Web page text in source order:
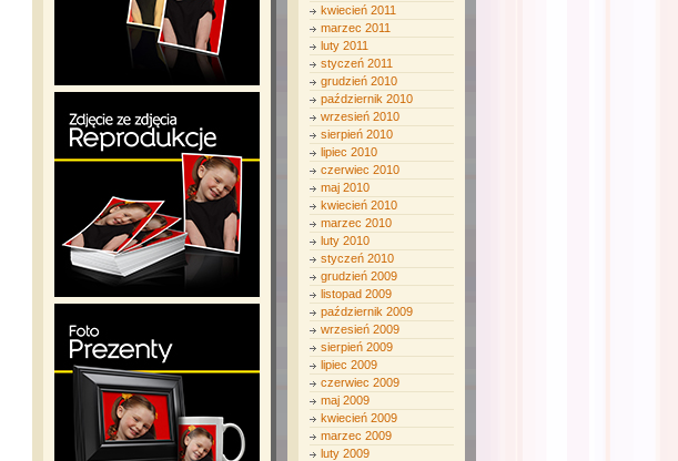
kwiecień 2011
marzec 2011
luty 2011
styczeń 2011
grudzień 2010
październik 2010
wrzesień 2010
sierpień 2010
lipiec 2010
czerwiec 2010
maj 2010
kwiecień 2010
marzec 2010
luty 2010
styczeń 2010
grudzień 2009
listopad 2009
październik 2009
wrzesień 2009
sierpień 2009
lipiec 2009
czerwiec 2009
maj 2009
kwiecień 2009
marzec 2009
luty 2009